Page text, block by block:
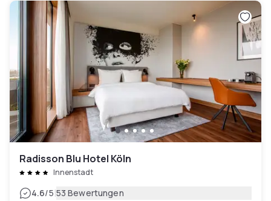
Radisson Blu Hotel Köln
Innenstadt
4.6/5|53 Bewertungen